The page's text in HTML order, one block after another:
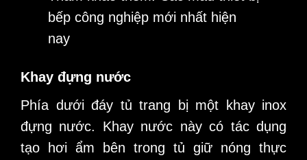
bếp công nghiệp mới nhất hiện
nay
Khay đựng nước
Phía dưới đáy tủ trang bị một khay inox
đựng nước. Khay nước này có tác dụng
tạo hơi ẩm bên trong tủ giữ nóng thực